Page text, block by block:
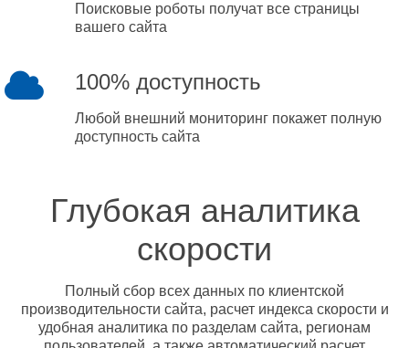
Поисковые роботы получат все страницы
вашего сайта
100% доступность
Любой внешний мониторинг покажет полную
доступность сайта
Глубокая аналитика
скорости
Полный сбор всех данных по клиентской
производительности сайта, расчет индекса скорости и
удобная аналитика по разделам сайта, регионам